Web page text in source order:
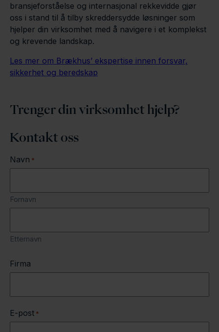
bransjeforståelse og internasjonal rekkevidde gjør
oss i stand til å tilby skreddersydde løsninger som
hjelper din virksomhet med å navigere i et komplekst
og krevende landskap.
Les mer om Brækhus’ ekspertise innen forsvar,
sikkerhet og beredskap
Trenger din virksomhet hjelp?
Kontakt oss
Navn *
Fornavn
Etternavn
Firma
E-post *